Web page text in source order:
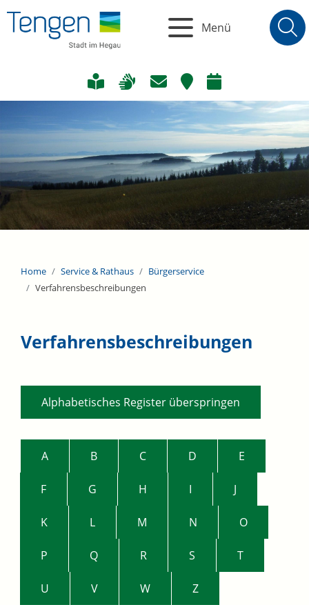
Menü
Home Service & Rathaus
Bürgerservice
Verfahrensbeschreibungen
Verfahrensbeschreibungen
Alphabetisches Register überspringen
A B C D E
F G H I J
K L M N O
P Q R S T
U V W Z